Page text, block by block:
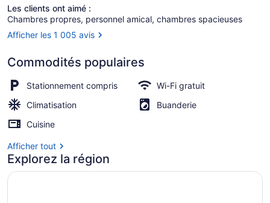
Les clients ont aimé :
Chambres propres, personnel amical, chambres spacieuses
Afficher les 1 005 avis
Commodités populaires
Stationnement compris
Wi-Fi gratuit
Climatisation
Buanderie
Cuisine
Afficher tout
Explorez la région